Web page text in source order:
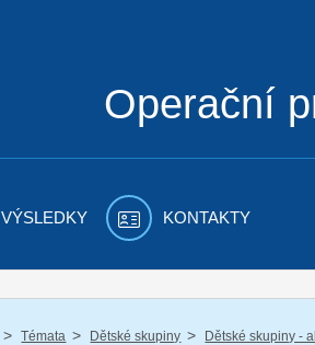
Operační
VÝSLEDKY KONTAKTY
/ Témata / Dětské skupiny / Dětské skupiny -